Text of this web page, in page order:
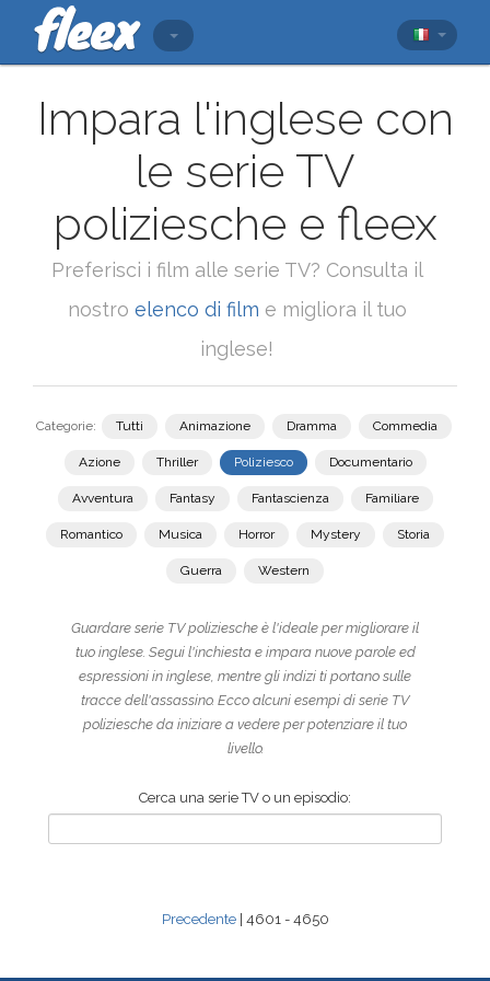
Impara l'inglese con
le serie TV
poliziesche e fleex
Preferisci i film alle serie TV? Consulta il
nostro elenco di film e migliora il tuo
inglese!
Categorie: Tutti Animazione Dramma Commedia
Azione Thriller Poliziesco Documentario
Avventura Fantasy Fantascienza Familiare
Romantico Musica Horror Mystery Storia
Guerra Western
Guardare serie TV poliziesche è l'ideale per migliorare il
tuo inglese. Segui l'inchiesta e impara nuove parole ed
espressioni in inglese, mentre gli indizi ti portano sulle
tracce dell'assassino. Ecco alcuni esempi di serie TV
poliziesche da iniziare a vedere per potenziare il tuo
livello.
Cerca una serie TV o un episodio:
Precedente| 4601 - 4650